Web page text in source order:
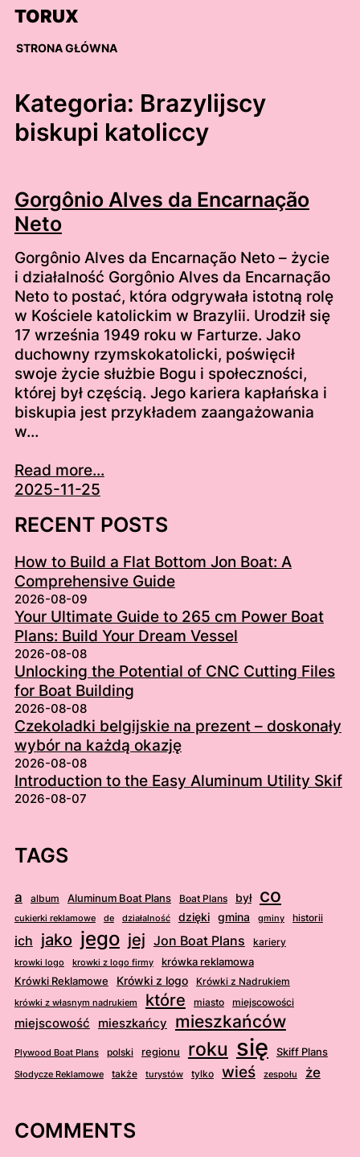
Skip
content
TORUX
STRONA GŁÓWNA
Kategoria: Brazylijscy
biskupi katoliccy
Gorgônio Alves da Encarnação
Neto
Gorgônio Alves da Encarnação Neto – życie
i działalność Gorgônio Alves da Encarnação
Neto to postać, która odgrywała istotną rolę
w Kościele katolickim w Brazylii. Urodził się
17 września 1949 roku w Farturze. Jako
duchowny rzymskokatolicki, poświęcił
swoje życie służbie Bogu i społeczności,
której był częścią. Jego kariera kapłańska i
biskupia jest przykładem zaangażowania
w…
Read more...
2025-11-25
RECENT POSTS
How to Build a Flat Bottom Jon Boat: A
Comprehensive Guide
2026-08-09
Your Ultimate Guide to 265 cm Power Boat
Plans: Build Your Dream Vessel
2026-08-08
Unlocking the Potential of CNC Cutting Files
for Boat Building
2026-08-08
Czekoladki belgijskie na prezent – doskonały
wybór na każdą okazję
2026-08-08
Introduction to the Easy Aluminum Utility Skif
2026-08-07
TAGS
a album Aluminum Boat Plans Boat Plans był co
cukierki reklamowe de działalność dzięki gmina gminy historii
ich jako jego jej Jon Boat Plans kariery
krowki logo krowki z logo firmy krówka reklamowa
Krówki Reklamowe Krówki z logo Krówki z Nadrukiem
krówki z własnym nadrukiem które miasto miejscowości
miejscowość mieszkańcy mieszkańców
Plywood Boat Plans polski regionu roku się Skiff Plans
Słodycze Reklamowe także turystów tylko wieś zespołu że
COMMENTS